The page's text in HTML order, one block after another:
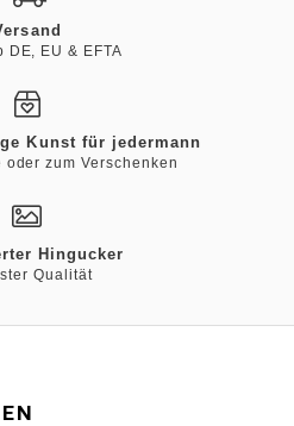
DE, EU & EFTA
Kunst für jedermann
oder zum Verschenken
Hingucker
Qualität